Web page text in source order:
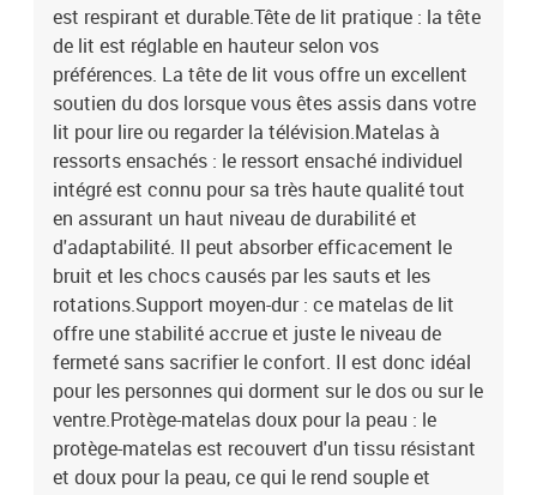
est respirant et durable.Tête de lit pratique : la tête
de lit est réglable en hauteur selon vos
préférences. La tête de lit vous offre un excellent
soutien du dos lorsque vous êtes assis dans votre
lit pour lire ou regarder la télévision.Matelas à
ressorts ensachés : le ressort ensaché individuel
intégré est connu pour sa très haute qualité tout
en assurant un haut niveau de durabilité et
d'adaptabilité. Il peut absorber efficacement le
bruit et les chocs causés par les sauts et les
rotations.Support moyen-dur : ce matelas de lit
offre une stabilité accrue et juste le niveau de
fermeté sans sacrifier le confort. Il est donc idéal
pour les personnes qui dorment sur le dos ou sur le
ventre.Protège-matelas doux pour la peau : le
protège-matelas est recouvert d'un tissu résistant
et doux pour la peau, ce qui le rend souple et